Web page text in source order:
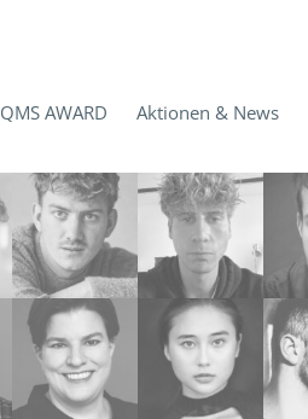
QMS AWARD Aktionen & News